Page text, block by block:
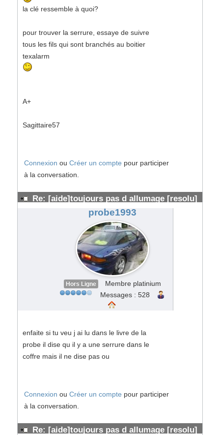
la clé ressemble à quoi?
pour trouver la serrure, essaye de suivre
tous les fils qui sont branchés au boitier
texalarm
A+
Sagittaire57
Connexion ou Créer un compte pour participer
à la conversation.
Re: [aide]toujours pas d allumage [resolu]
probe1993
Hors Ligne
Membre platinium
Messages : 528
enfaite si tu veu j ai lu dans le livre de la
probe il dise qu il y a une serrure dans le
coffre mais il ne dise pas ou
Connexion ou Créer un compte pour participer
à la conversation.
Re: [aide]toujours pas d allumage [resolu]